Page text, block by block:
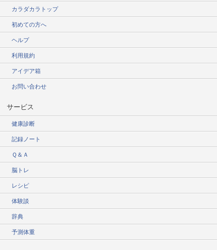
カラダカラトップ
初めての方へ
ヘルプ
利用規約
アイデア箱
お問い合わせ
サービス
健康診断
記録ノート
Ｑ＆Ａ
脳トレ
レシピ
体験談
辞典
予測体重